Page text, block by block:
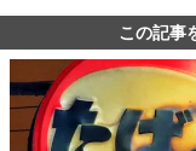
この記事